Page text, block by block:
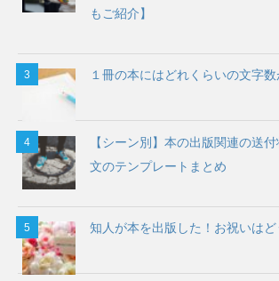
もご紹介】
１冊の本にはどれくらいの文字数
【シーン別】本の出版関連の送
文のテンプレートまとめ
知人が本を出版した！お祝いは